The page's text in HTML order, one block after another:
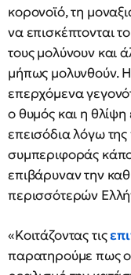
κορονοϊό, τη
να επισκέπτονται
τους μολύνουν και
μήπως μολυνθούν.
επερχόμενα
ο θυμός και η θλίψη
επεισόδια λόγω
συμπεριφοράς
επιβάρυναν την
περισσότερών
«Κοιτάζοντας τις
παρατηρούμε πως